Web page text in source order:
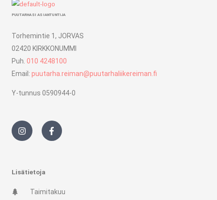
PUUTARHASI ASIANTUNTIJA
Torhemintie 1, JORVAS
02420 KIRKKONUMMI
Puh. 010 4248100
Email: puutarha.reiman@puutarhaliikereiman.fi
Y-tunnus 0590944-0
I
n
s
t
r
a
F
a
c
e
f
Lisätietoja
Taimitakuu